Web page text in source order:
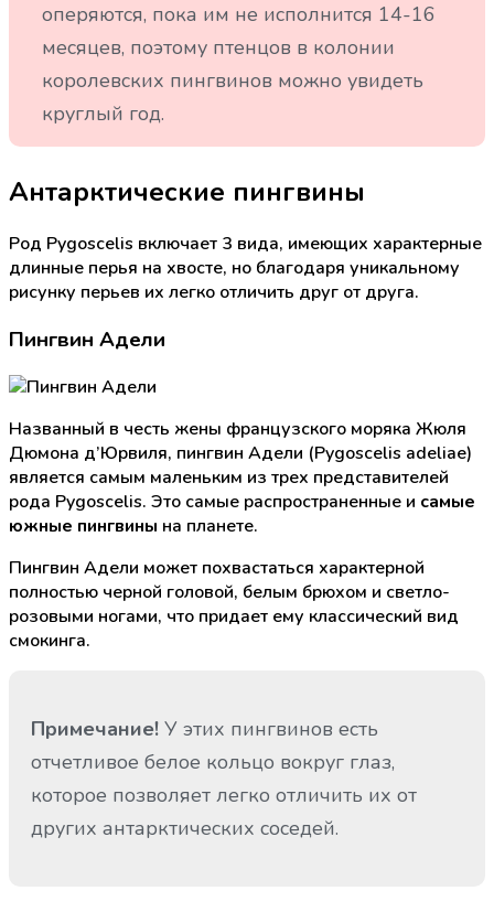
оперяются, пока им не исполнится 14-16
месяцев, поэтому птенцов в колонии
королевских пингвинов можно увидеть
круглый год.
Антарктические пингвины
Род Pygoscelis включает 3 вида, имеющих характерные
длинные перья на хвосте, но благодаря уникальному
рисунку перьев их легко отличить друг от друга.
Пингвин Адели
Названный в честь жены французского моряка Жюля
Дюмона д’Юрвиля, пингвин Адели (Pygoscelis adeliae)
является самым маленьким из трех представителей
рода Pygoscelis. Это самые распространенные и самые
южные пингвины на планете.
Пингвин Адели может похвастаться характерной
полностью черной головой, белым брюхом и светло-
розовыми ногами, что придает ему классический вид
смокинга.
Примечание! У этих пингвинов есть
отчетливое белое кольцо вокруг глаз,
которое позволяет легко отличить их от
других антарктических соседей.